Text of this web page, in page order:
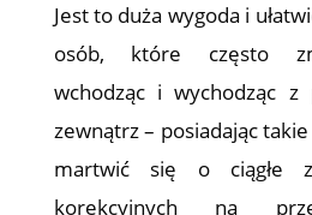
Jest to duża wygoda i
osób, które często
wchodząc i wychodząc z
zewnątrz – posiadając
martwić się o ciągłe
korekcyjnych na